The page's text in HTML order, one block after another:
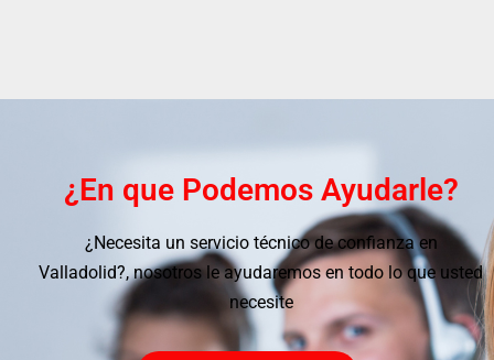
¿En que Podemos Ayudarle?
¿Necesita un servicio técnico de confianza en
Valladolid?, nosotros le ayudaremos en todo lo que usted
necesite